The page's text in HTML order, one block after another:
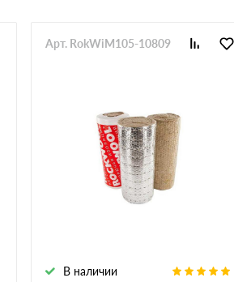
В наличии
Арт. RokWiM105-10809